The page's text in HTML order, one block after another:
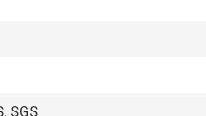
SGS